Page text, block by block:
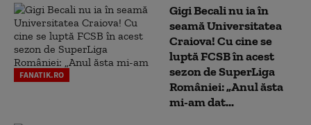
FANATIK.RO
Gigi Becali nu ia în
seamă Universitatea
Craiova! Cu cine se
luptă FCSB în acest
sezon de SuperLiga
României: „Anul ăsta
mi-am dat...